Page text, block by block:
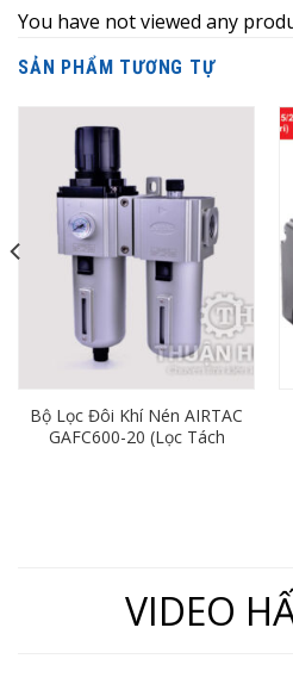
You have not viewed any
SẢN PHẨM TƯƠNG TỰ
Bộ Lọc Đôi Khí Nén AIRTAC
GAFC600-20 (Lọc Tách
VIDEO